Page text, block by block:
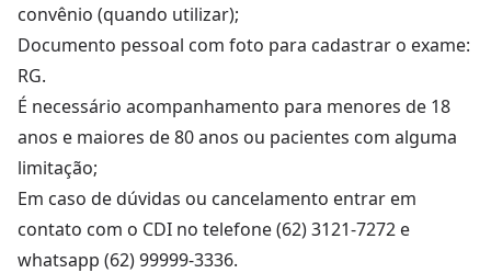
convênio (quando utilizar);
Documento pessoal com foto para cadastrar o exame:
RG.
É necessário acompanhamento para menores de 18
anos e maiores de 80 anos ou pacientes com alguma
limitação;
Em caso de dúvidas ou cancelamento entrar em
contato com o CDI no telefone (62) 3121-7272 e
whatsapp (62) 99999-3336.